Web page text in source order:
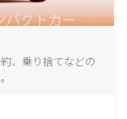
、乗り捨てなどの